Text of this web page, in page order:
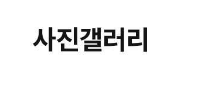
사진갤러리